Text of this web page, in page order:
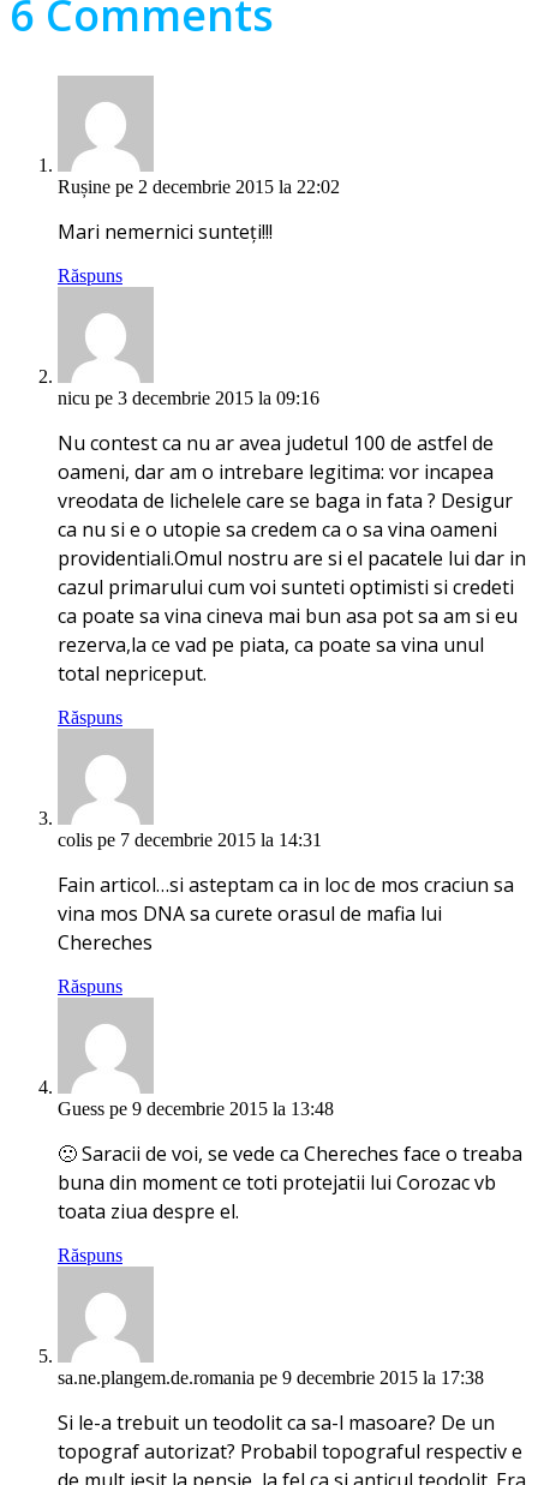
6 Comments
Rușine pe 2 decembrie 2015 la 22:02
Mari nemernici sunteți!!!
Răspuns
nicu pe 3 decembrie 2015 la 09:16
Nu contest ca nu ar avea judetul 100 de astfel de
oameni, dar am o intrebare legitima: vor incapea
vreodata de lichelele care se baga in fata ? Desigur
ca nu si e o utopie sa credem ca o sa vina oameni
providentiali.Omul nostru are si el pacatele lui dar in
cazul primarului cum voi sunteti optimisti si credeti
ca poate sa vina cineva mai bun asa pot sa am si eu
rezerva,la ce vad pe piata, ca poate sa vina unul
total nepriceput.
Răspuns
colis pe 7 decembrie 2015 la 14:31
Fain articol…si asteptam ca in loc de mos craciun sa
vina mos DNA sa curete orasul de mafia lui
Chereches
Răspuns
Guess pe 9 decembrie 2015 la 13:48
🙁 Saracii de voi, se vede ca Chereches face o treaba
buna din moment ce toti protejatii lui Corozac vb
toata ziua despre el.
Răspuns
sa.ne.plangem.de.romania pe 9 decembrie 2015 la 17:38
Si le-a trebuit un teodolit ca sa-l masoare? De un
topograf autorizat? Probabil topograful respectiv e